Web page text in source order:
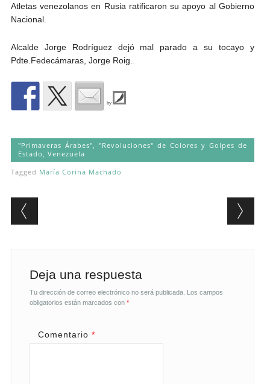
Atletas venezolanos en Rusia ratificaron su apoyo al Gobierno
Nacional.
Alcalde Jorge Rodríguez dejó mal parado a su tocayo y
Pdte.Fedecámaras, Jorge Roig.
by
"Primaveras Árabes", "Revoluciones" de Colores y Golpes de
Estado
Venezuela
Tagged María Corina Machado
Post navigation
Deja una respuesta
Tu dirección de correo electrónico no será publicada. Los campos
obligatorios están marcados con *
Comentario *